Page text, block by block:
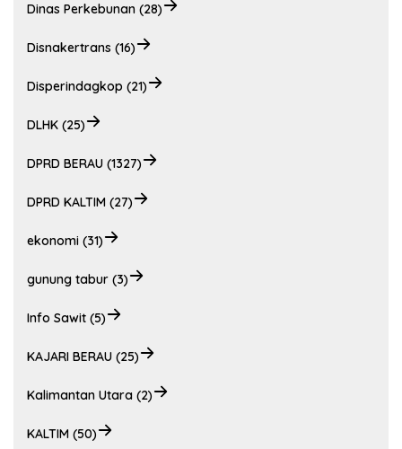
Dinas Perkebunan (28)
Disnakertrans (16)
Disperindagkop (21)
DLHK (25)
DPRD BERAU (1327)
DPRD KALTIM (27)
ekonomi (31)
gunung tabur (3)
Info Sawit (5)
KAJARI BERAU (25)
Kalimantan Utara (2)
KALTIM (50)